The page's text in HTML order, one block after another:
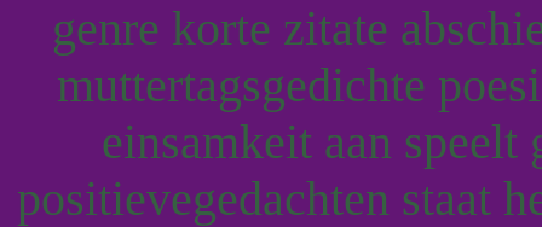
genre korte zitate
muttertagsgedichte
einsamkeit aan speelt
positievegedachten staat